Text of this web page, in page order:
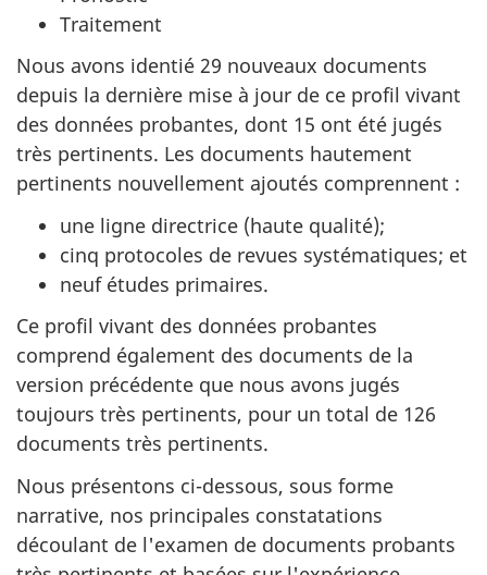
Traitement
Nous avons identié 29 nouveaux documents
depuis la dernière mise à jour de ce profil vivant
des données probantes, dont 15 ont été jugés
très pertinents. Les documents hautement
pertinents nouvellement ajoutés comprennent :
une ligne directrice (haute qualité);
cinq protocoles de revues systématiques; et
neuf études primaires.
Ce profil vivant des données probantes
comprend également des documents de la
version précédente que nous avons jugés
toujours très pertinents, pour un total de 126
documents très pertinents.
Nous présentons ci-dessous, sous forme
narrative, nos principales constatations
découlant de l'examen de documents probants